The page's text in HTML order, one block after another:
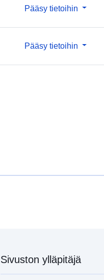
Pääsy tietoihin
Pääsy tietoihin
Sivuston ylläpitäjä